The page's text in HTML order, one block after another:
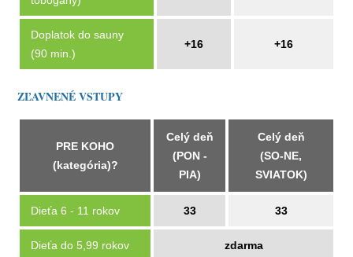
Doplatok do sauny
(90 min.)
+16 +16
ZĽAVNENÉ VSTUPY
PRE KOHO
(kategória)?
Celý deň
(PON -
PIA)
Celý deň
(SO-NE,
SVIATOK)
Dieťa 6 - 11 rokov 33 33
Dieťa do 5,99 rokov zdarma